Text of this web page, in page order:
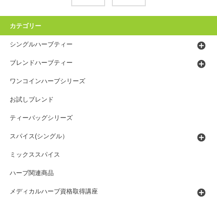
カテゴリー
シングルハーブティー
ブレンドハーブティー
ワンコインハーブシリーズ
お試しブレンド
ティーバッグシリーズ
スパイス(シングル）
ミックススパイス
ハーブ関連商品
メディカルハーブ資格取得講座